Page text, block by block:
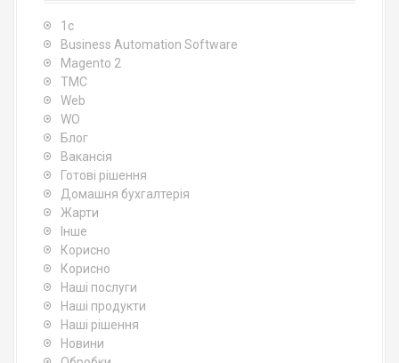
1c
Business Automation Software
Magento 2
TMC
Web
WO
Блог
Вакансія
Готові рішення
Домашня бухгалтерія
Жарти
Інше
Корисно
Корисно
Наші послуги
Наші продукти
Наші рішення
Новини